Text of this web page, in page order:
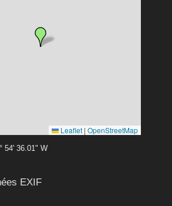
Leaflet | OpenStreetMap
54' 36.01" W
EXIF